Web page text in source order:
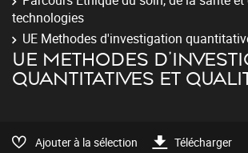
technologies
UE Methodes d'investigation
UE METHODES
QUANTITATIVES ET
Ajouter à la sélection Télécharger